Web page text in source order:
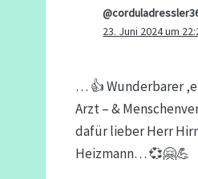
23. Juni 2024 um
… 👍 Wunderbarer
Arzt – &
dafür lieber Herr
Heizmann… 💞🤗💪